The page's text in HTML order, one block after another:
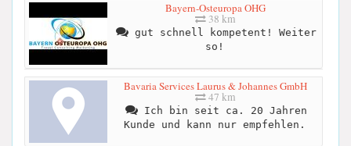
Bayern-Osteuropa OHG
38 km
gut schnell kompetent! Weiter
so!
Bavaria Services Laurus & Johannes GmbH
47 km
Ich bin seit ca. 20 Jahren
Kunde und kann nur empfehlen.